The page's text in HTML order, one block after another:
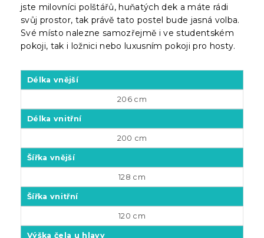
jste milovníci polštářů, huňatých dek a máte rádi
svůj prostor, tak právě tato postel bude jasná volba.
Své místo nalezne samozřejmě i ve studentském
pokoji, tak i ložnici nebo luxusním pokoji pro hosty.
Délka vnější
206 cm
Délka vnitřní
200 cm
Šířka vnější
128 cm
Šířka vnitřní
120 cm
Výška čela u hlavy